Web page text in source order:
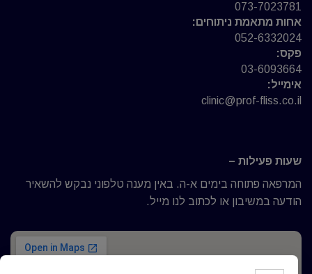
073-7023781
אחות מתאמת ניתוחים:
052-6332024
פקס:
03-6093664
אימייל:
clinic@prof-fliss.co.il
שעות פעילות –
המרפאה פתוחה בימים א-ה. באין מענה טלפוני נבקש להשאיר
הודעה במשיבון או לכתוב לנו מייל.